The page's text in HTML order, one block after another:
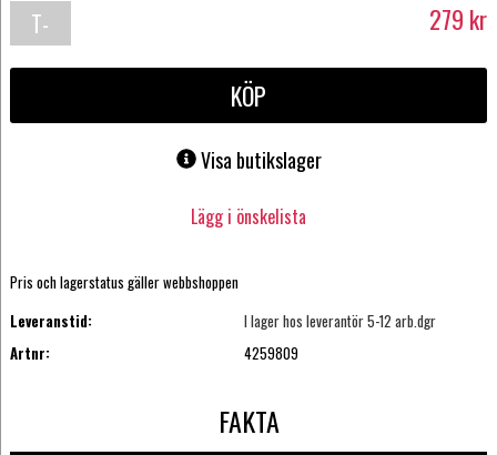
T-
shirt
279 kr
KÖP
Visa butikslager
Lägg i önskelista
Pris och lagerstatus gäller webbshoppen
Leveranstid:
I lager hos leverantör 5-12 arb.dgr
Artnr:
4259809
FAKTA